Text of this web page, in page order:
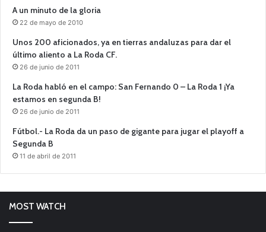
A un minuto de la gloria
22 de mayo de 2010
Unos 200 aficionados, ya en tierras andaluzas para dar el
último aliento a La Roda CF.
26 de junio de 2011
La Roda habló en el campo: San Fernando 0 – La Roda 1 ¡Ya
estamos en segunda B!
26 de junio de 2011
Fútbol.- La Roda da un paso de gigante para jugar el playoff a
Segunda B
11 de abril de 2011
MOST WATCH